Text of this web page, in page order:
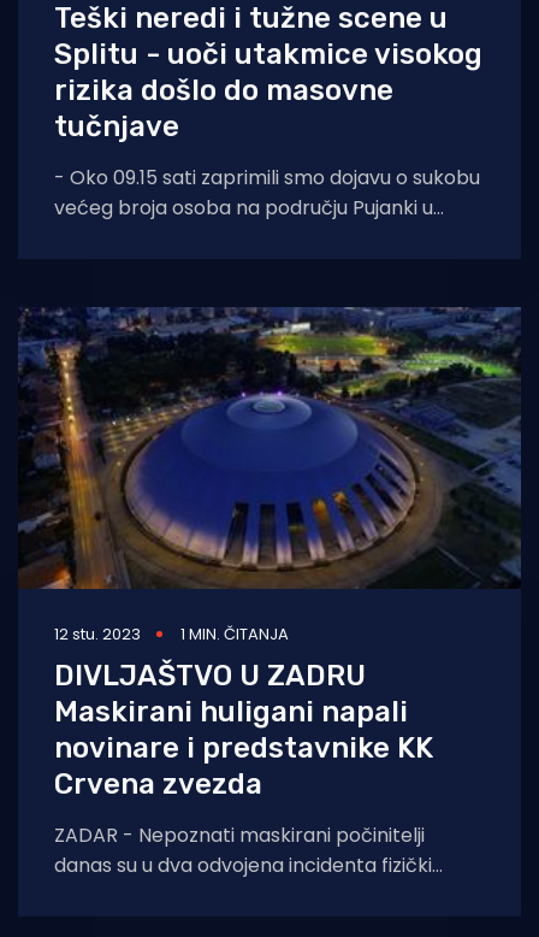
Teški neredi i tužne scene u
Splitu - uoči utakmice visokog
rizika došlo do masovne
tučnjave
- Oko 09.15 sati zaprimili smo dojavu o sukobu
većeg broja osoba na području Pujanki u
12 stu. 2023 1 MIN. ČITANJA
DIVLJAŠTVO U ZADRU
Maskirani huligani napali
novinare i predstavnike KK
Crvena zvezda
ZADAR - Nepoznati maskirani počinitelji
danas su u dva odvojena incidenta fizički
Sporta, koji su